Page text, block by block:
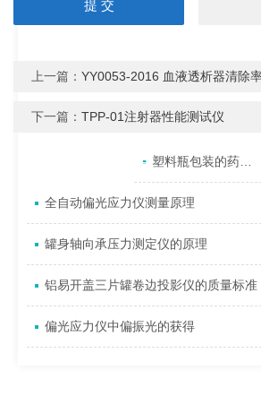
上一篇：YY0053-2016 血液透析器清除
下一篇：TPP-01注射器性能测试仪
相关文章 塑料瓶包装的药品氧化变质或变色的原因是什么
全自动偏光应力仪测量原理
罐身轴向承压力测定仪的原理
铝易开盖三片罐卷边投影仪的质量标准
偏光应力仪中偏振光的获得